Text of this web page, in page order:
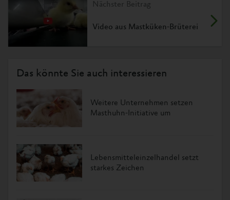
Nächster Beitrag
Video aus Mastküken-Brüterei
Das könnte Sie auch interessieren
Weitere Unternehmen setzen
Masthuhn-Initiative um
Lebensmitteleinzelhandel setzt
starkes Zeichen